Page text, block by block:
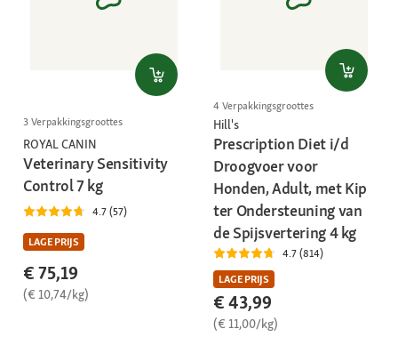
3 Verpakkingsgroottes
ROYAL CANIN
Veterinary Sensitivity
Control 7 kg
4.7 (57)
LAGE PRIJS
€ 75,19
(€ 10,74/kg)
4 Verpakkingsgroottes
Hill's
Prescription Diet i/d
Droogvoer voor
Honden, Adult, met Kip
ter Ondersteuning van
de Spijsvertering 4 kg
4.7 (814)
LAGE PRIJS
€ 43,99
(€ 11,00/kg)